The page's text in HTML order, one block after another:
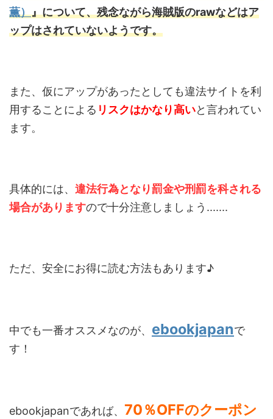
薫）』について、残念ながら海賊版のrawなどはア
ップはされていないようです。
また、仮にアップがあったとしても違法サイトを利
用することによる リスクはかなり高いと言われてい
ます。
具体的には、 違法行為となり罰金や刑罰を科される
場合がありますので十分注意しましょう.......
ただ、安全にお得に読む方法もあります♪
中でも一番オススメなのが、 ebookjapanで
す！
ebookjapanであれば、 70％OFFのクーポン